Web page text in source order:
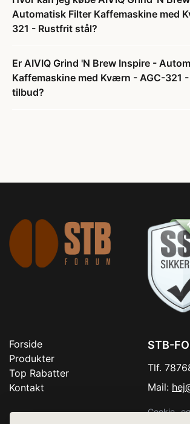
Automatisk Filter Kaffemaskine med
321 - Rustfrit stål?
Er AIVIQ Grind 'N Brew Inspire -
Kaffemaskine med Kværn - AGC-321
tilbud?
Forside
Produkter
Top Rabatter
Kontakt
STB-
Tlf.
Mail:
Cookie-